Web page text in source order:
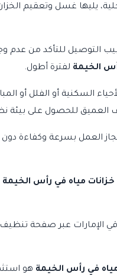
يليها غسل وتعقيم
التوصيل للتأكد من عدم
الخيمة لفترة أطول.
السكنية أو الفلل أو
العميق للحصول على بيئة
العمل بسرعة وكفاءة دون
مياه في رأس الخيمة
الإمارات عبر صفحة تنظيف
في رأس الخيمة هو